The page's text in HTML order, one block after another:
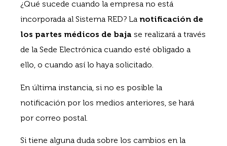
¿Qué sucede cuando la empresa no está
incorporada al Sistema RED? La notificación de
los partes médicos de baja se realizará a través
de la Sede Electrónica cuando esté obligado a
ello, o cuando así lo haya solicitado.
En última instancia, si no es posible la
notificación por los medios anteriores, se hará
por correo postal.
Si tiene alguna duda sobre los cambios en la